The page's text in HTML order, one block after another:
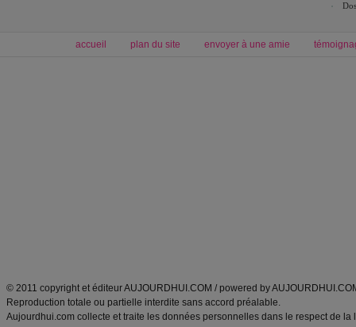
accueil plan du site envoyer à une amie
© 2011 copyright et éditeur AUJOURDHUI.COM / powered by
Reproduction totale ou partielle interdite sans accord préalable.
Aujourdhui.com collecte et traite les données personnelles dans le respect de